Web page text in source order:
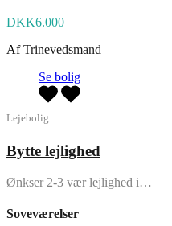
DKK6.000
AfTrinevedsmand
Se bolig
Lejebolig
Bytte lejlighed
Ønkser 2-3 vær lejlighed i…
Soveværelser